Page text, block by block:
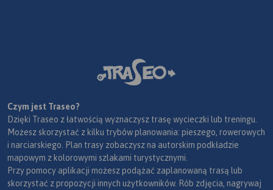
Czym jest Traseo?
Dzięki Traseo z łatwością wyznaczysz trasę wycieczki lub treningu.
Możesz skorzystać z kilku trybów planowania: pieszego, rowerowych
i narciarskiego. Plan trasy zobaczysz na autorskim podkładzie
mapowym z kolorowymi szlakami turystycznymi.
Przy pomocy aplikacji możesz podążać zaplanowaną trasą lub
skorzystać z propozycji innych użytkowników. Rób zdjęcia, nagrywaj